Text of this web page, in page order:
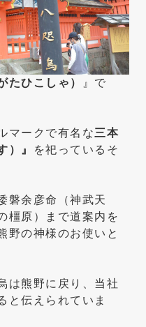
たひこしゃ）
』で
マークで有名な三本
）』
を祀っているそ
磐余彦命（神武天
橿原）まで道案内を
野の神様のお使いと
は熊野に戻り、当社
と伝えられていま